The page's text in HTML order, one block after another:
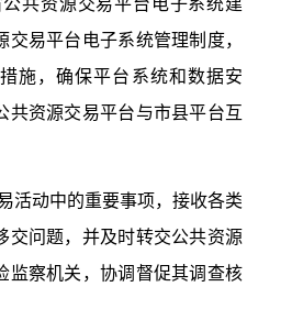
共资源交易平台电子系统建
交易平台电子系统管理制度，
施，确保平台系统和数据安
共资源交易平台与市县平台互
活动中的重要事项，接收各类
交问题，并及时转交公共资源
监察机关，协调督促其调查核